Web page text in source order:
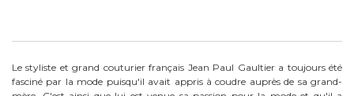
Le styliste et grand couturier français Jean Paul Gaultier a toujours été
fasciné par la mode puisqu'il avait appris à coudre auprès de sa grand-